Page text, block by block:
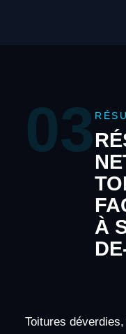
03
À
Toitures